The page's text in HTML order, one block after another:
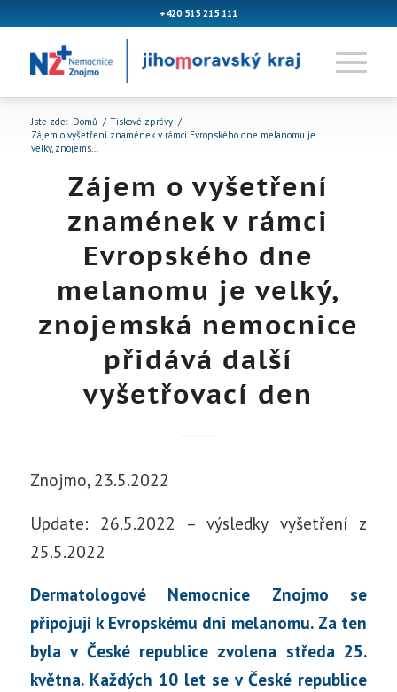
+420 515 215 111
Jste zde: Domů / Tiskové zprávy /
Zájem o vyšetření znamének v rámci Evropského dne melanomu je
velký, znojems...
Zájem o vyšetření
znamének v rámci
Evropského dne
melanomu je velký,
znojemská nemocnice
přidává další
vyšetřovací den
Znojmo, 23.5.2022
Update: 26.5.2022 – výsledky vyšetření z
25.5.2022
Dermatologové Nemocnice Znojmo se
připojují k Evropskému dni melanomu. Za ten
byla v České republice zvolena středa 25.
května. Každých 10 let se v České republice